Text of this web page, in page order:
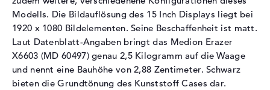
Laufwerks-Typ
ohne Laufwerk
Display
Display-Typ
15,6" TFT
Max. Auflösung
1920 x 1080
Modells. Die Bildauflösung des 15 Inch Displays liegt bei
1920 x 1080 Bildelementen. Seine Beschaffenheit ist matt.
Laut Datenblatt-Angaben bringt das Medion Erazer
X6603 (MD 60497) genau 2,5 Kilogramm auf die Waage
und nennt eine Bauhöhe von 2,88 Zentimeter. Schwarz
bieten die Grundtönung des Kunststoff Cases dar.